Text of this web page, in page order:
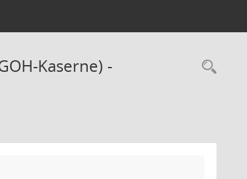
Kaserne) -